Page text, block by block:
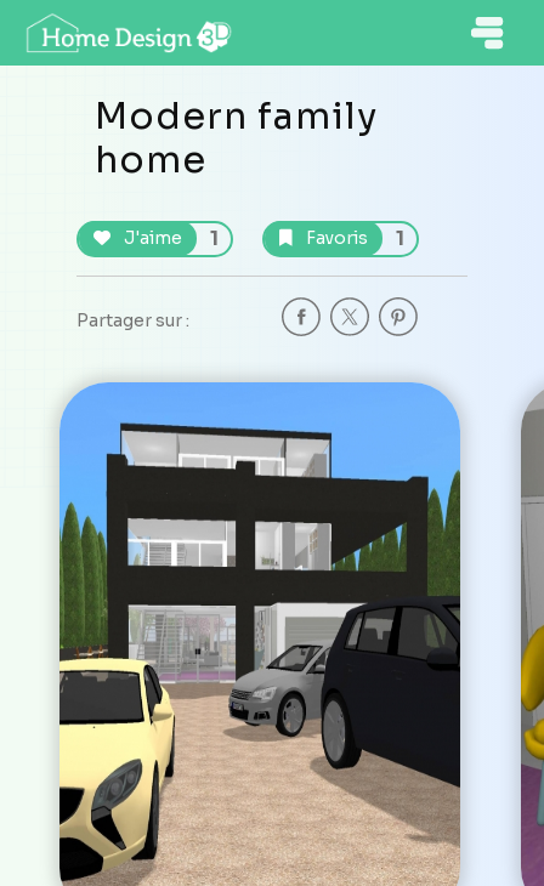
Modern family
home
J'aime 1 Favoris 1
Partager sur :